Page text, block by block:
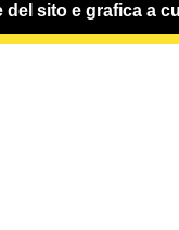
del sito e grafica a